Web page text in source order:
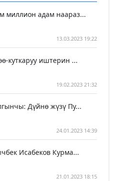
адам наараз...
13.03.2023 19:22
куткаруу иштерин ...
19.02.2023 21:32
Дүйнө жүзү Пу...
24.01.2023 14:39
Исабеков Курма...
21.01.2023 18:15